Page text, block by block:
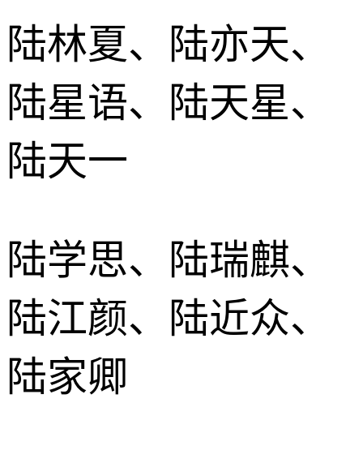
陆林夏、陆亦天、
陆星语、陆天星、
陆天一
陆学思、陆瑞麒、
陆江颜、陆近众、
陆家卿